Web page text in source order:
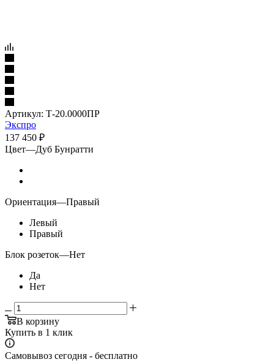
Артикул: Т-20.0000ПР
Экспро
137 450 ₽
Цвет—Дуб Бунратти
Ориентация—Правый
Левый
Правый
Блок розеток—Нет
Да
Нет
В корзину
Купить в 1 клик
Самовывоз сегодня - бесплатно